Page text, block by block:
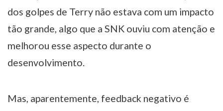
dos golpes de Terry não estava com um impacto
tão grande, algo que a SNK ouviu com atenção e
melhorou esse aspecto durante o
desenvolvimento.
Mas, aparentemente, feedback negativo é